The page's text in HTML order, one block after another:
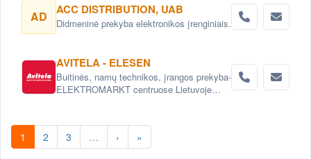
AD ACC DISTRIBUTION, UAB
Didmeninė prekyba elektronikos įrenginiais.
AVITELA - ELESEN
Buitinės, namų technikos, įrangos prekyba-
ELEKTROMARKT centruose Lietuvoje
1 2 3 … › »